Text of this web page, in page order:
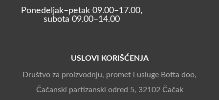
USLOVI KORIŠĆENJA
Društvo za proizvodnju, promet i usluge Botta doo,
Čačanski partizanski odred 5, 32102 Čačak
Ponedeljak–petak 09.00–17.00,
subota 09.00–14.00